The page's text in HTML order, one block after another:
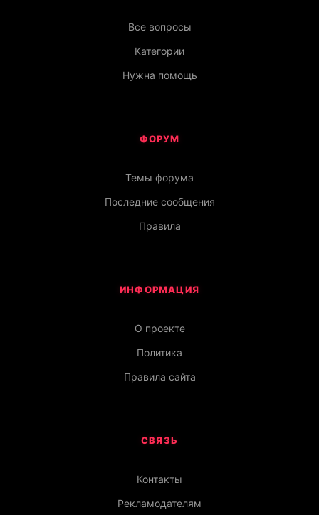
Все вопросы
Категории
Нужна помощь
ФОРУМ
Темы форума
Последние сообщения
Правила
ИНФОРМАЦИЯ
О проекте
Политика
Правила сайта
СВЯЗЬ
Контакты
Рекламодателям